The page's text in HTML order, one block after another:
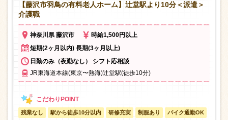
【藤沢市羽鳥の有料老人ホーム】辻堂駅より10分＜派遣＞
介護職
神奈川県 藤沢市
時給1,500円以上
短期(2ヶ月以内) 長期(3ヶ月以上)
日勤のみ（夜勤なし） シフト応相談
JR東海道本線(東京〜熱海)辻堂駅(徒歩10分)
残業なし 駅から徒歩10分以内 研修充実 制服あり バイク通勤OK